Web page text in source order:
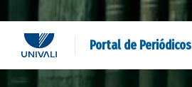
Portal de Periódicos